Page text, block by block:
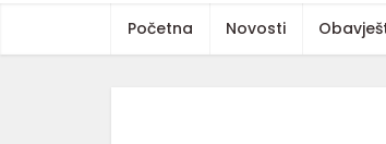
Početna Novosti